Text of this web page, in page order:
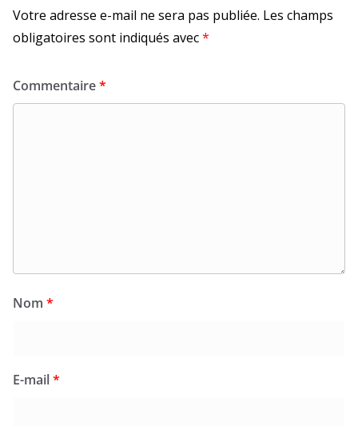
Votre adresse e-mail ne sera pas publiée. Les champs
obligatoires sont indiqués avec*
Commentaire*
Nom *
E-mail*